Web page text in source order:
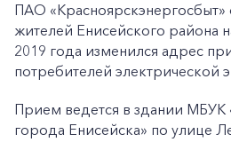
ПАО
жителей Енисейского района
2019 года изменился адрес
потребителей электрической
Прием ведется в здании МБУК
города Енисейска» по улице